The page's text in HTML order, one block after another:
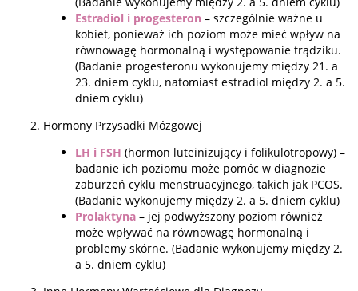
Estradiol i progesteron – szczególnie ważne u
kobiet, ponieważ ich poziom może mieć wpływ na
równowagę hormonalną i występowanie trądziku.
(Badanie progesteronu wykonujemy między 21. a
23. dniem cyklu, natomiast estradiol między 2. a 5.
dniem cyklu)
Hormony Przysadki Mózgowej
LH i FSH (hormon luteinizujący i folikulotropowy) –
badanie ich poziomu może pomóc w diagnozie
zaburzeń cyklu menstruacyjnego, takich jak PCOS.
(Badanie wykonujemy między 2. a 5. dniem cyklu)
Prolaktyna – jej podwyższony poziom również
może wpływać na równowagę hormonalną i
problemy skórne. (Badanie wykonujemy między 2.
a 5. dniem cyklu)